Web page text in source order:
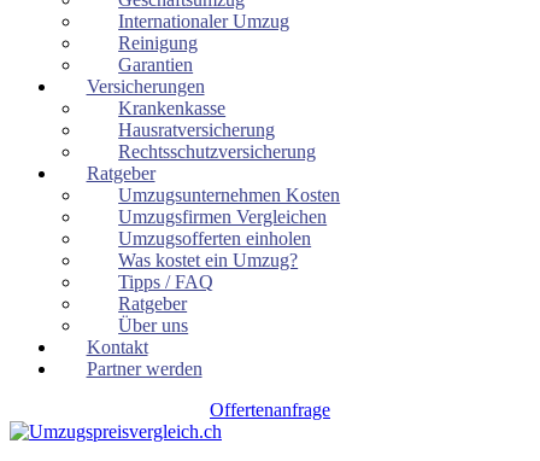
Internationaler Umzug
Reinigung
Garantien
Versicherungen
Krankenkasse
Hausratversicherung
Rechtsschutzversicherung
Ratgeber
Umzugsunternehmen Kosten
Umzugsfirmen Vergleichen
Umzugsofferten einholen
Was kostet ein Umzug?
Tipps / FAQ
Ratgeber
Über uns
Kontakt
Partner werden
Offertenanfrage